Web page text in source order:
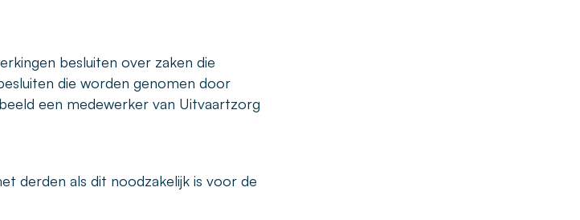
besluiten over zaken die
die worden genomen door
een medewerker van Uitvaartzorg
derden als dit noodzakelijk is voor de